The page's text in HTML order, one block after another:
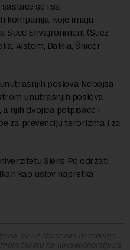
se i sa
kompanija, koje imaju
Suec Envajronment (Suez
Alstom, Dalkia, Šnider
poslova Nebojša
unutrašnjih poslova
njih dvojica potpisaće i
za prevenciju terorizma i za
Siens Po održati
kao uslov napretka
ali uz obavezno navođenje
tekstu na novaekonomija.rs